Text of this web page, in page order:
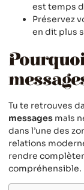
est temps
Préservez
en dit plus
Tu te retrouves
messages mais
dans l’une des
relations
rendre
compréhensible.